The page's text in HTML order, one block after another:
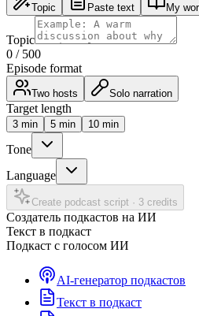
Topic Paste text My
Topic
0 / 500
Episode format
Two hosts Solo narration
Target length
3 min 5 min 10 min
Tone
Language
Create podcast script · 3 credits
Создатель подкастов на ИИ
Текст в подкаст
Подкаст с голосом ИИ
AI-генератор подкастов
Текст в подкаст